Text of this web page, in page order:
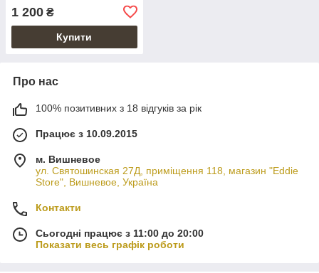
1 200 ₴
Купити
Про нас
100% позитивних з 18 відгуків за рік
Працює з 10.09.2015
м. Вишневое
ул. Святошинская 27Д, приміщення 118, магазин "Eddie
Store", Вишневое, Україна
Контакти
Сьогодні працює з 11:00 до 20:00
Показати весь графік роботи